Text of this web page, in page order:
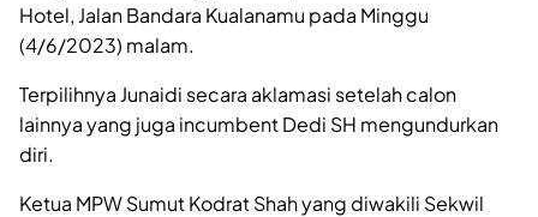
Hotel, Jalan Bandara Kualanamu pada Minggu
(4/6/2023) malam.
Terpilihnya Junaidi secara aklamasi setelah calon
lainnya yang juga incumbent Dedi SH mengundurkan
diri.
Ketua MPW Sumut Kodrat Shah yang diwakili Sekwil